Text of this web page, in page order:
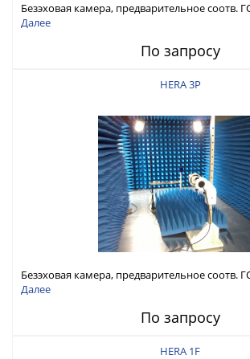
Безэховая камера, предварительное соотв.
ГОСТ Р 51317.4.3
Далее
По запросу
HERA 3P
Безэховая камера, предварительное соотв.
ГОСТ Р 51317.4.3
Далее
По запросу
HERA 1F